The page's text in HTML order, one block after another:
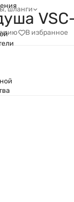
шланги
В избранное